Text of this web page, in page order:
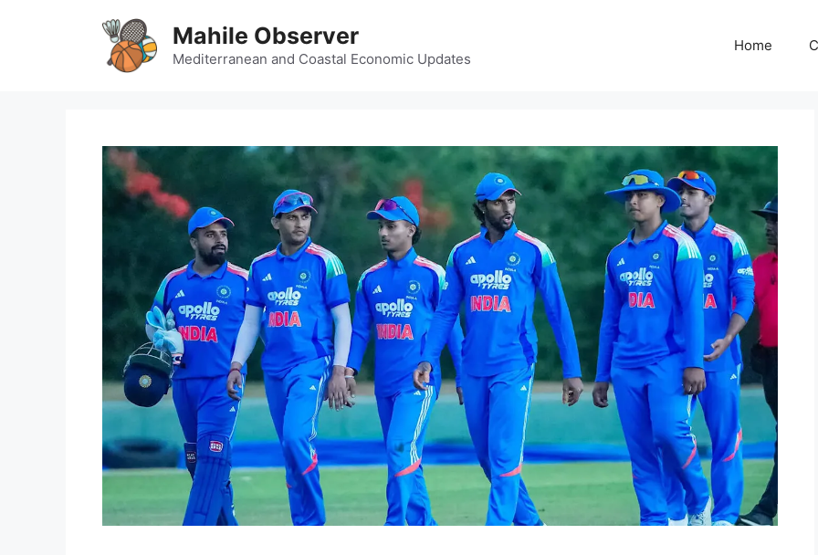
Mahile Observer
Mediterranean and Coastal Economic Updates
Home